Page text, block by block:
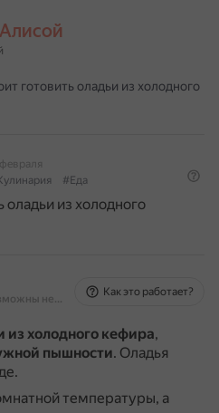
готовить оладьи из холодного
#Еда
оладьи из холодного
На основе источников, возможны неточности
Как это работает?
из холодного кефира,
пышности. Оладья
температуры, а